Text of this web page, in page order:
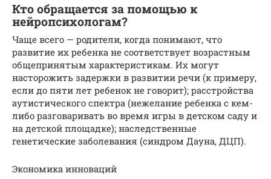
Кто обращается за помощью к
нейропсихологам?
Чаще всего — родители, когда понимают, что
развитие их ребенка не соответствует возрастным
общепринятым характеристикам. Их могут
насторожить задержки в развитии речи (к примеру,
если до пяти лет ребенок не говорит); расстройства
аутистического спектра (нежелание ребенка с кем-
либо разговаривать во время игры в детском саду и
на детской площадке); наследственные
генетические заболевания (синдром Дауна, ДЦП).
Экономика инноваций